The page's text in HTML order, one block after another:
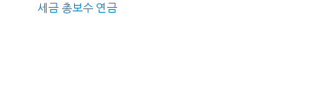
세금 총보수 연금